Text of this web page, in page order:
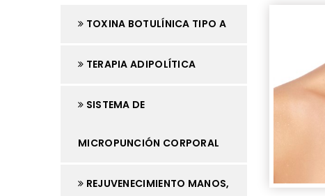
TOXINA BOTULÍNICA TIPO A
TERAPIA ADIPOLÍTICA
SISTEMA DE
MICROPUNCIÓN CORPORAL
REJUVENECIMIENTO MANOS,